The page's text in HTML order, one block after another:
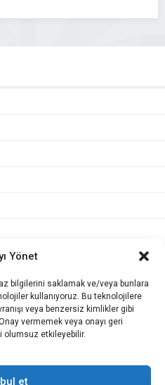
Yönet
bilgilerini saklamak ve/veya bunlara
kullanıyoruz. Bu teknolojilere
veya benzersiz kimlikler gibi
vermemek veya onayı geri
olumsuz etkileyebilir.
et